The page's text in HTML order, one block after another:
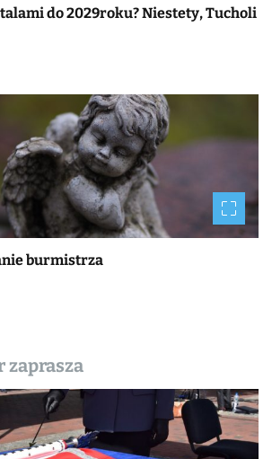
do 2029roku? Niestety, Tucholi
burmistrza